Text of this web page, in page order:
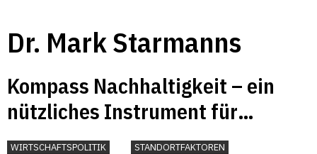
Dr. Mark Starmanns
Kompass Nachhaltigkeit – ein
nützliches Instrument für
nachhaltige Beschaffer
WIRTSCHAFTSPOLITIK STANDORTFAKTOREN